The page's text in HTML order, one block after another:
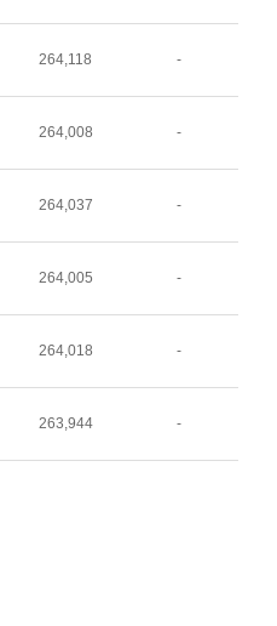
264,118 -
264,008 -
264,037 -
264,005 -
264,018 -
263,944 -